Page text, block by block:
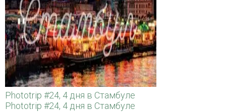
Phototrip #24, 4 дня в Стамбуле
Phototrip #24, 4 дня в Стамбуле